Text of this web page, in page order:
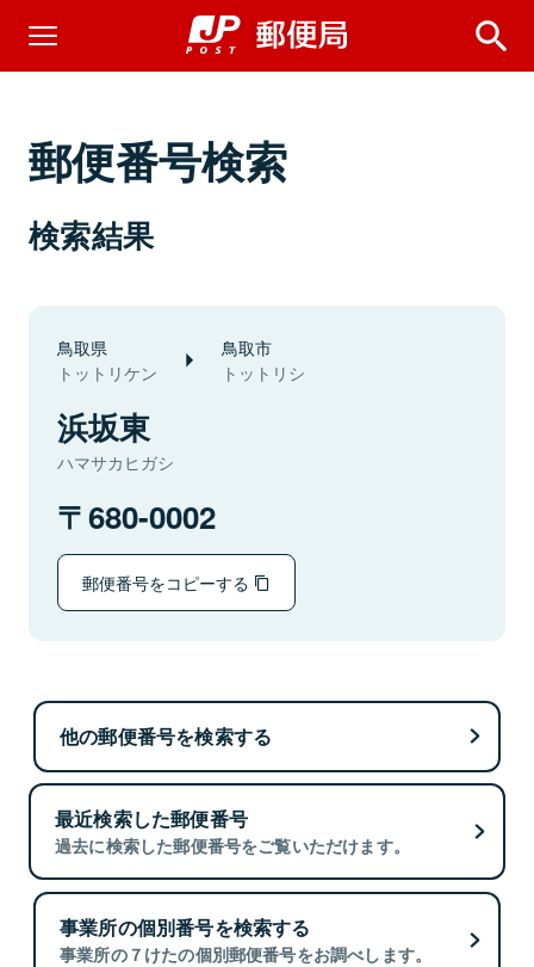
郵便番号検索
検索結果
鳥取県
トットリケン
鳥取市
トットリシ
浜坂東
ハマサカヒガシ
680-0002
郵便番号をコピーする
他の郵便番号を検索する
最近検索した郵便番号
過去に検索した郵便番号をご覧いただけます。
事業所の個別番号を検索する
事業所の７けたの個別郵便番号をお調べします。